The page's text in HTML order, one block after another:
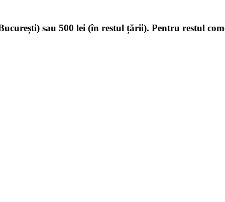
sau 500 lei (în restul țării). Pentru restul